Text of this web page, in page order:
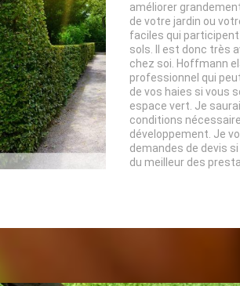
améliorer
de votre jardin ou
faciles qui participent
sols. Il est donc très
chez soi. Hoffmann
professionnel qui
de vos haies si vous
espace vert. Je
conditions
développement. Je
demandes de devis
du meilleur des